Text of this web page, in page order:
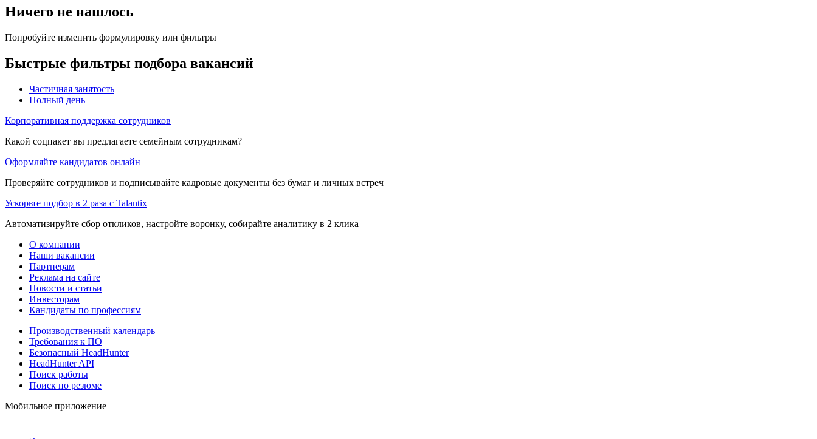
Ничего не нашлось
Попробуйте изменить формулировку или фильтры
Быстрые фильтры подбора вакансий
Частичная занятость
Полный день
Корпоративная поддержка сотрудников
Какой соцпакет вы предлагаете семейным сотрудникам?
Оформляйте кандидатов онлайн
Проверяйте сотрудников и подписывайте кадровые документы без бумаг и личных встреч
Ускорьте подбор в 2 раза с Talantix
Автоматизируйте сбор откликов, настройте воронку, собирайте аналитику в 2 клика
О компании
Наши вакансии
Партнерам
Реклама на сайте
Новости и статьи
Инвесторам
Кандидаты по профессиям
Производственный календарь
Требования к ПО
Безопасный HeadHunter
HeadHunter API
Поиск работы
Поиск по резюме
Мобильное приложение